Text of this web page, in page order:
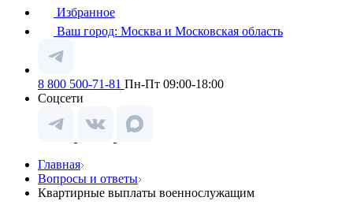
Избранное
Ваш город: Москва и Московская область
8 800 500-71-81 Пн-Пт 09:00-18:00
Соцсети
Главная
Вопросы и ответы
Квартирные выплаты военнослужащим